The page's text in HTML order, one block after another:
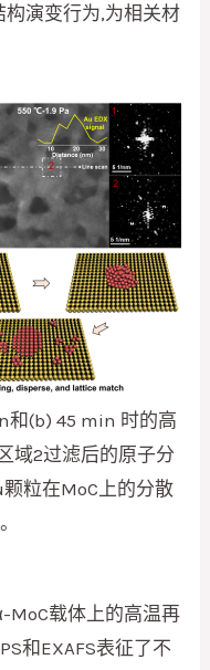
演变行为,为相关材
和(b) 45 min 时的高
域2过滤后的原子分
粒在MoC上的分散
MoC载体上的高温再
和EXAFS表征了不